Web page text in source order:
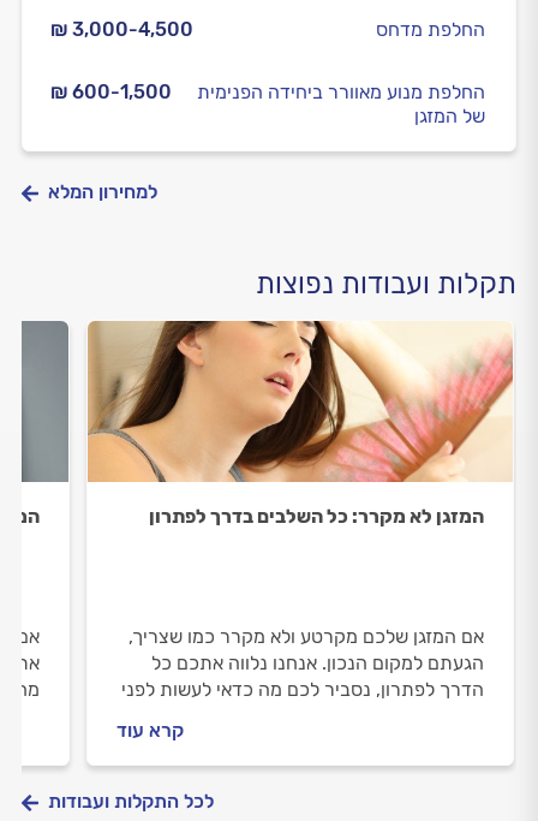
₪ 3,000-4,500 החלפת מדחס
₪ 600-1,500
החלפת מנוע מאוורר ביחידה הפנימית
של המזגן
למחירון המלא
תקלות ועבודות נפוצות
המזגן לא מקרר: כל השלבים בדרך לפתרון
אם המזגן שלכם מקרטע ולא מקרר כמו שצריך,
הגעתם למקום הנכון. אנחנו נלווה אתכם כל
הדרך לפתרון, נסביר לכם מה כדאי לעשות לפני
קרא עוד
אם
אתם
לכל התקלות ועבודות